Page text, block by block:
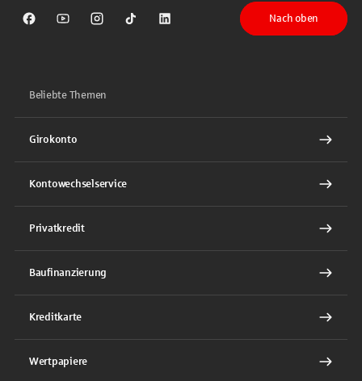
Sparkasse auf Facebook
Sparkasse auf Youtube
Sparkasse auf Instagram
Sparkasse auf TikTok
Sparkasse auf LinkedIn
Nach oben
Beliebte Themen
Girokonto
Kontowechselservice
Privatkredit
Baufinanzierung
Kreditkarte
Wertpapiere